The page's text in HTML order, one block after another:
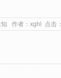
作者：xghl 点击：